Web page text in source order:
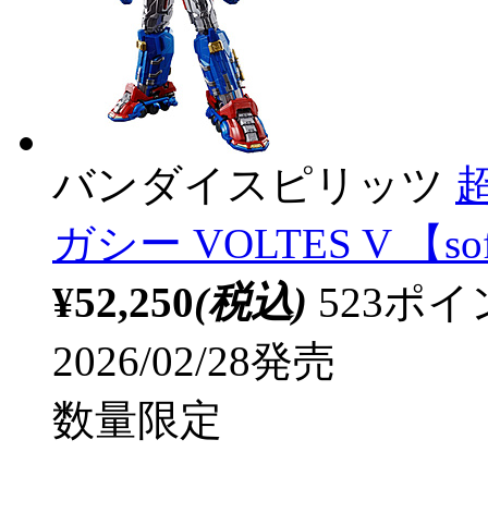
バンダイスピリッツ
ガシー VOLTES V 【
¥52,250(税込) 523ポ
2026/02/28発売
数量限定